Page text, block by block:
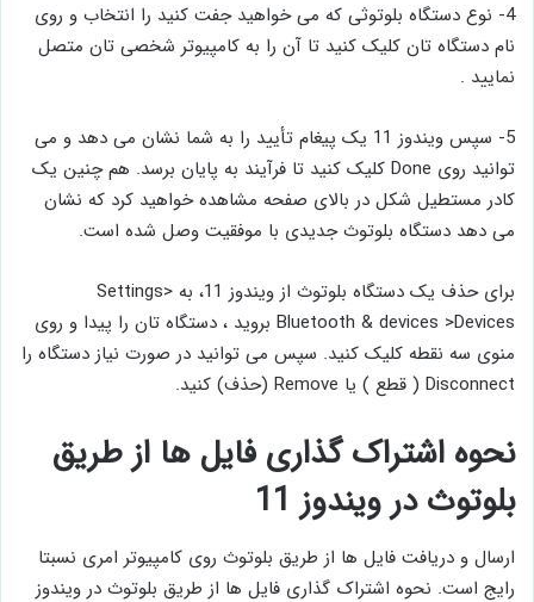
4- نوع دستگاه بلوتوثی که می خواهید جفت کنید را انتخاب و روی
نام دستگاه تان کلیک کنید تا آن را به کامپیوتر شخصی تان متصل
نمایید .
5- سپس ویندوز 11 یک پیغام تأیید را به شما نشان می دهد و می
توانید روی Done کلیک کنید تا فرآیند به پایان برسد. هم چنین یک
کادر مستطیل شکل در بالای صفحه مشاهده خواهید کرد که نشان
می دهد دستگاه بلوتوث جدیدی با موفقیت وصل شده است.
برای حذف یک دستگاه بلوتوث از ویندوز 11، به Settings>
Bluetooth & devices >Devices بروید ، دستگاه تان را پیدا و روی
منوی سه نقطه کلیک کنید. سپس می ‌توانید در صورت نیاز دستگاه را
Disconnect ( قطع ) یا Remove (حذف) کنید.
نحوه اشتراک گذاری فایل ها از طریق
بلوتوث در ویندوز 11
ارسال و دریافت فایل ها از طریق بلوتوث روی کامپیوتر امری نسبتا
رایج است. نحوه اشتراک گذاری فایل ها از طریق بلوتوث در ویندوز